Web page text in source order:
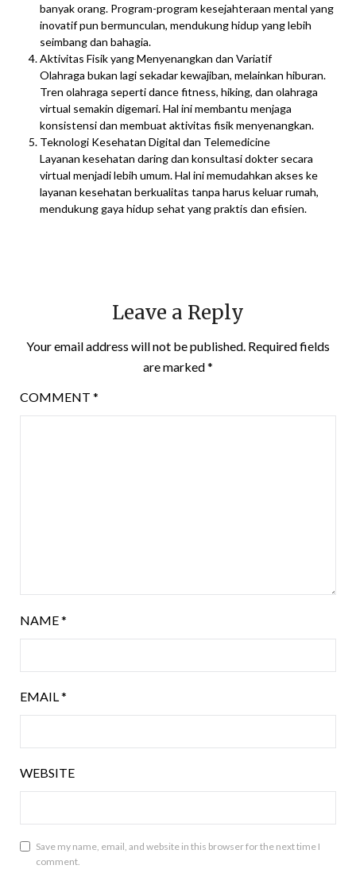
banyak orang. Program-program kesejahteraan mental yang
inovatif pun bermunculan, mendukung hidup yang lebih
seimbang dan bahagia.
Aktivitas Fisik yang Menyenangkan dan Variatif
Olahraga bukan lagi sekadar kewajiban, melainkan hiburan.
Tren olahraga seperti dance fitness, hiking, dan olahraga
virtual semakin digemari. Hal ini membantu menjaga
konsistensi dan membuat aktivitas fisik menyenangkan.
Teknologi Kesehatan Digital dan Telemedicine
Layanan kesehatan daring dan konsultasi dokter secara
virtual menjadi lebih umum. Hal ini memudahkan akses ke
layanan kesehatan berkualitas tanpa harus keluar rumah,
mendukung gaya hidup sehat yang praktis dan efisien.
Leave a Reply
Your email address will not be published. Required fields
are marked*
COMMENT *
NAME*
EMAIL*
WEBSITE
Save my name, email, and website in this browser for the next time I
comment.